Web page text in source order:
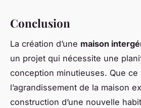
Conclusion
La création d’une maison
un projet qui nécessite une
conception minutieuses. Que ce
l’agrandissement de la maison
construction d’une nouvelle